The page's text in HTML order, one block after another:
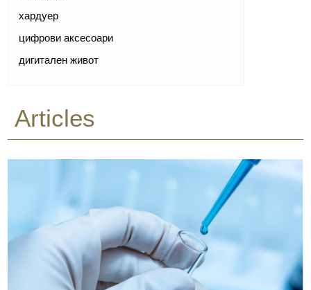
хардуер
цифрови аксесоари
дигитален живот
Articles